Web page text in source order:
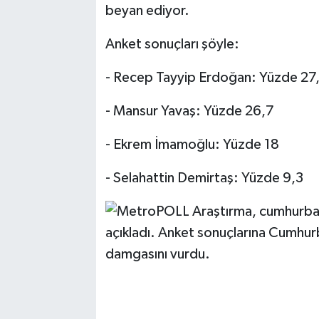
beyan ediyor.
Anket sonuçları şöyle:
- Recep Tayyip Erdoğan: Yüzde
- Mansur Yavaş: Yüzde 26,7
- Ekrem İmamoğlu: Yüzde 18
- Selahattin Demirtaş: Yüzde 9,3